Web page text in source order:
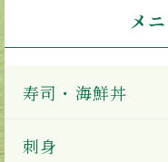
メ
寿司・海鮮丼
刺身